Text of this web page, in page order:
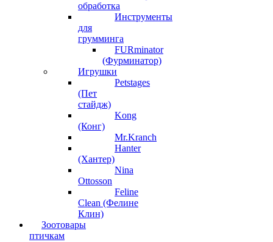
обработка
Инструменты
для
грумминга
FURminator
(Фурминатор)
Игрушки
Petstages
(Пет
стайдж)
Kong
(Конг)
Mr.Kranch
Hanter
(Хантер)
Nina
Ottosson
Feline
Clean (Фелине
Клин)
Зоотовары
птичкам